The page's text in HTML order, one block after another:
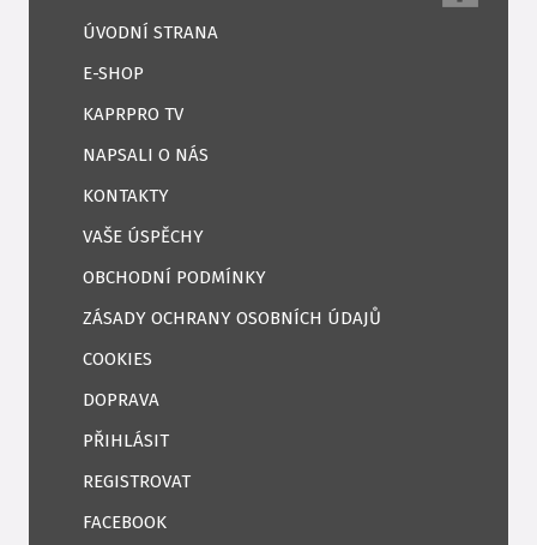
ÚVODNÍ STRANA
E-SHOP
KAPRPRO TV
NAPSALI O NÁS
KONTAKTY
VAŠE ÚSPĚCHY
OBCHODNÍ PODMÍNKY
ZÁSADY OCHRANY OSOBNÍCH ÚDAJŮ
COOKIES
DOPRAVA
PŘIHLÁSIT
REGISTROVAT
FACEBOOK